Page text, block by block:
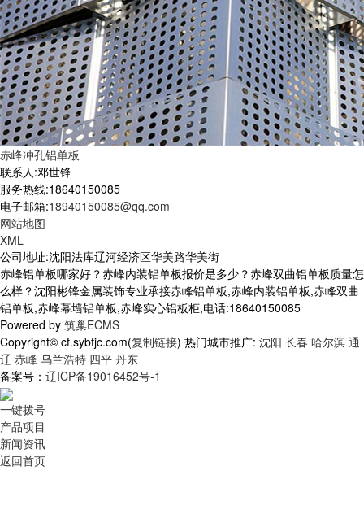
赤峰冲孔铝单板
联系人:邓世锋
服务热线:18640150085
电子邮箱:18940150085@qq.com
网站地图
XML
公司地址:沈阳法库辽河经济区华美路华美街
赤峰铝单板哪家好？赤峰内装铝单板报价是多少？赤峰双曲铝单板质量怎
么样？沈阳彬锋金属装饰专业承接赤峰铝单板,赤峰内装铝单板,赤峰双曲
铝单板,赤峰幕墙铝单板,赤峰实心铝板柜,电话:18640150085
Powered by 筑巢ECMS
Copyright© cf.sybfjc.com(复制链接) 热门城市推广: 沈阳 长春 哈尔滨 通
辽 赤峰 乌兰浩特 四平 丹东
备案号： 辽ICP备19016452号-1
一键拨号
产品项目
新闻资讯
返回首页